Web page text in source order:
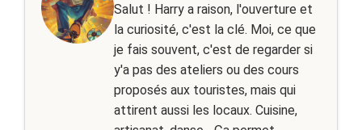
Salut ! Harry a raison, l'ouverture et
la curiosité, c'est la clé. Moi, ce que
je fais souvent, c'est de regarder si
y'a pas des ateliers ou des cours
proposés aux touristes, mais qui
attirent aussi les locaux. Cuisine,